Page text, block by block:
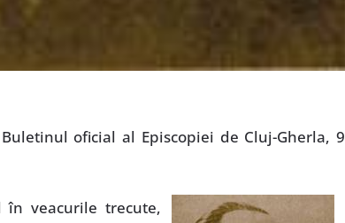
oficial al Episcopiei de Cluj-Gherla, 9
veacurile trecute,